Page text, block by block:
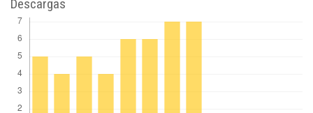
Descargas